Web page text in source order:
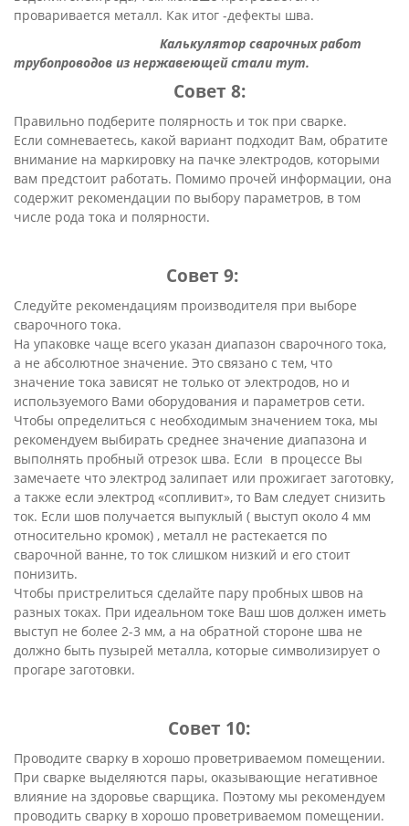
проваривается металл. Как итог -дефекты шва.
Калькулятор сварочных работ
трубопроводов из нержавеющейстали тут.
Совет 8:
Правильно подберите полярность и ток при сварке.
Если сомневаетесь, какой вариант подходит Вам, обратите
внимание на маркировку на пачке электродов, которыми
вам предстоит работать. Помимо прочей информации, она
содержит рекомендации по выбору параметров, в том
числе рода тока и полярности.
Совет 9:
Следуйте рекомендациям производителя при выборе
сварочного тока.
На упаковке чаще всего указан диапазон сварочного тока,
а не абсолютное значение. Это связано с тем, что
значение тока зависят не только от электродов, но и
используемого Вами оборудования и параметров сети.
Чтобы определиться с необходимым значением тока, мы
рекомендуем выбирать среднее значение диапазона и
выполнять пробный отрезок шва. Если в процессе Вы
замечаете что электрод залипает или прожигает заготовку,
а также если электрод «сопливит», то Вам следует снизить
ток. Если шов получается выпуклый ( выступ около 4 мм
относительно кромок) , металл не растекается по
сварочной ванне, то ток слишком низкий и его стоит
понизить.
Чтобы пристрелиться сделайте пару пробных швов на
разных токах. При идеальном токе Ваш шов должен иметь
выступ не более 2-3 мм, а на обратной стороне шва не
должно быть пузырей металла, которые символизирует о
прогаре заготовки.
Совет 10:
Проводите сварку в хорошо проветриваемом помещении.
При сварке выделяются пары, оказывающие негативное
влияние на здоровье сварщика. Поэтому мы рекомендуем
проводить сварку в хорошо проветриваемом помещении.